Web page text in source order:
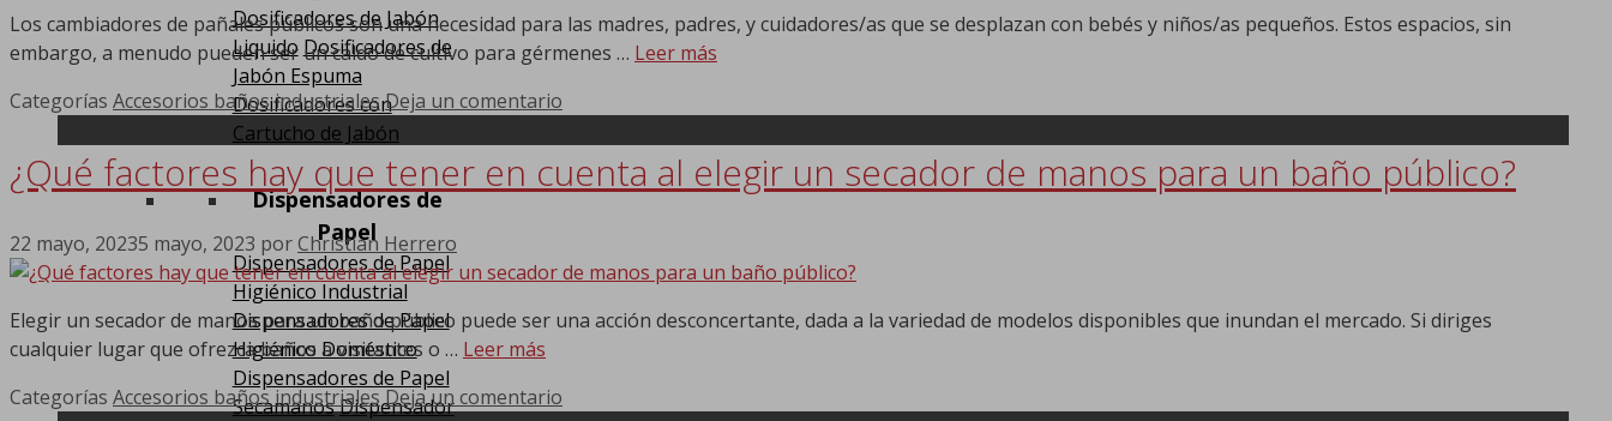
Dosificadores de Jabón
Liquido Dosificadores de
Jabón Espuma
Dosificadores con
Cartucho de Jabón
Dispensadores de
Papel
Dispensadores de Papel
Higiénico Industrial
Dispensadores de Papel
Higiénico Doméstico
Dispensadores de Papel
SecamanosDispensador
Los cambiadores de pañales públicos son una necesidad para las madres, padres, y cuidadores/as que se desplazan con bebés y niños/as pequeños. Estos espacios, sin
embargo, a menudo pueden ser un caldo de cultivo para gérmenes … Leer más
Categorías Accesorios baños industriales Deja un comentario
¿Qué factores hay que tener en cuenta al elegir un secador de manos para un baño público?
22 mayo, 20235 mayo, 2023 porChristian Herrero
Elegir un secador de manos para un baño público puede ser una acción desconcertante, dada a la variedad de modelos disponibles que inundan el mercado. Si diriges
cualquier lugar que ofrezca baños a visitantes o … Leer más
Categorías Accesorios baños industriales Deja un comentario